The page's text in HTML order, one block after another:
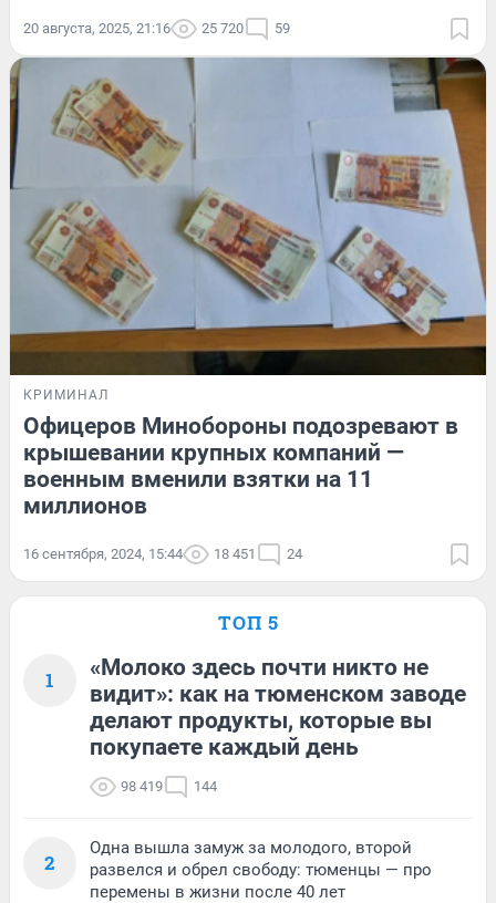
20 августа, 2025, 21:16 25 720 59
КРИМИНАЛ
Офицеров Минобороны подозревают в
крышевании крупных компаний —
военным вменили взятки на 11
миллионов
16 сентября, 2024, 15:44 18 451 24
ТОП 5
1
«Молоко здесь почти никто не
видит»: как на тюменском заводе
делают продукты, которые вы
покупаете каждый день
98 419 144
2
Одна вышла замуж за молодого, второй
развелся и обрел свободу: тюменцы — про
перемены в жизни после 40 лет